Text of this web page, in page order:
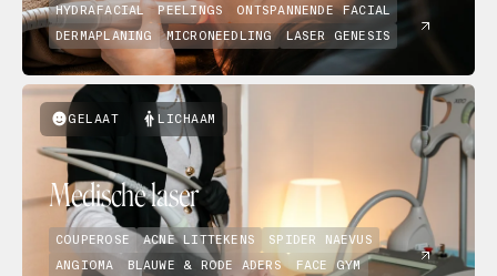
HYDRAFACIAL PEELINGS
ONTSPANNENDE FACIAL
DERMAPLANING
MICRONEEDLING LASER GENESIS
GELAAT LICHAAM
Medische laser
COUPEROSE ACNE LITTEKENS
SPIDER NAEVUS
ANGIOMA
BLAUWE & RODE ADERS FACE GYM